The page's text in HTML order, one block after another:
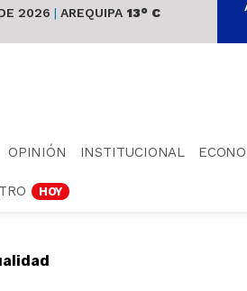
2026 | AREQUIPA 13° C
OPINIÓN INSTITUCIONAL
HOY